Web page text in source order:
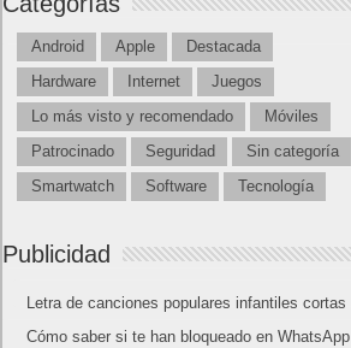
Android Apple
Destacada
Hardware
Internet
Juegos
Lo más visto y recomendado
Móviles
Patrocinado
Seguridad
Sin categoría
Smartwatch
Software Tecnología
Publicidad
Letra de canciones populares infantiles cortas
Cómo saber si te han bloqueado en WhatsApp